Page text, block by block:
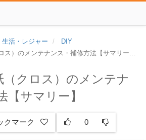
生活・レジャー
DIY
ス）のメンテナンス・補修方法【サマリー】
（クロス）のメンテナ
【サマリー】
クマーク 0